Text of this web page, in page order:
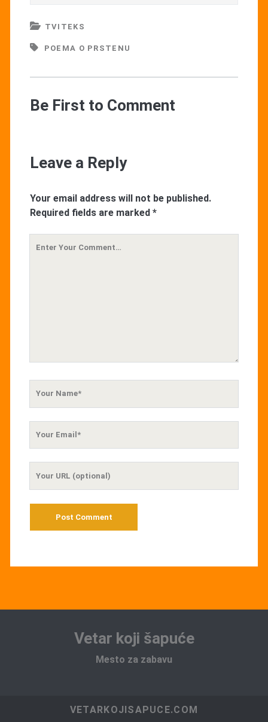
TVITEKS
POEMA O PRSTENU
Be First to Comment
Leave a Reply
Your email address will not be published.
Required fields are marked *
Vetar koji šapuće
Mesto za zabavu
VETARKOJISAPUCE.COM